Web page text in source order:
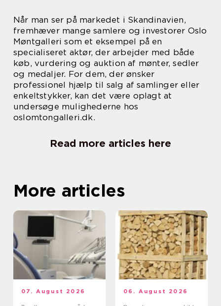
Når man ser på markedet i Skandinavien,
fremhæver mange samlere og investorer Oslo
Møntgalleri som et eksempel på en
specialiseret aktør, der arbejder med både
køb, vurdering og auktion af mønter, sedler
og medaljer. For dem, der ønsker
professionel hjælp til salg af samlinger eller
enkeltstykker, kan det være oplagt at
undersøge mulighederne hos
oslomtongalleri.dk.
Read more articles here
More articles
07. August 2026 06. August 2026